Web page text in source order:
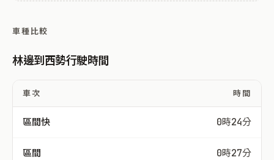
車種比較
林邊到西勢行駛時間
車次 時間
區間快 0時24分
區間 0時27分